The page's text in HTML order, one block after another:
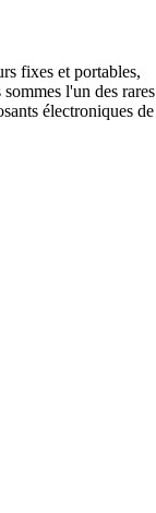
fixes et portables,
l'un des rares
électroniques de